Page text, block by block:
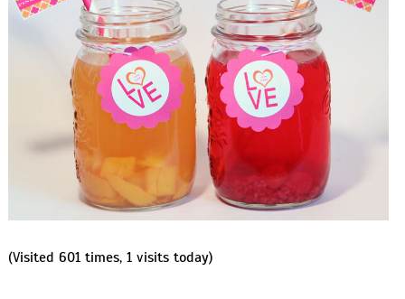
(Visited 601 times, 1 visits today)